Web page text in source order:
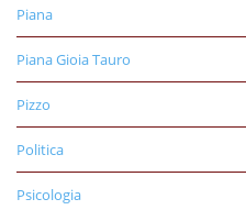
Piana
Piana Gioia Tauro
Pizzo
Politica
Psicologia